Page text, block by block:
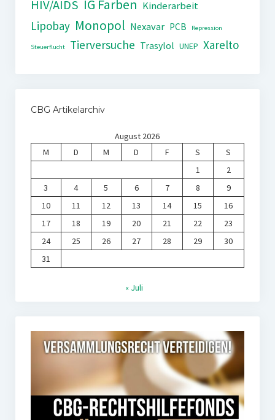
HIV/AIDS IG Farben Kinderarbeit
Lipobay Monopol Nexavar PCB Repression
Steuerflucht Tierversuche Trasylol UNEP Xarelto
CBG Artikelarchiv
August 2026
M
D M D F S
S
1
2
3
4 5 6 7 8
9
10
11 12 13 14 15
16
17
18 19 20 21 22
23
24
25 26 27 28 29
30
31
« Juli